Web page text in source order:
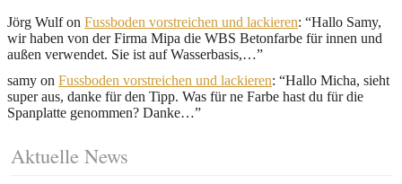
Jörg Wulfon Fussboden vorstreichen und lackieren: “Hallo Samy,
wir haben von der Firma Mipa die WBS Betonfarbe für innen und
außen verwendet. Sie ist auf Wasserbasis,…”
samy on Fussboden vorstreichen und lackieren: “Hallo Micha, sieht
super aus, danke für den Tipp. Was für ne Farbe hast du für die
Spanplatte genommen? Danke…”
Aktuelle News